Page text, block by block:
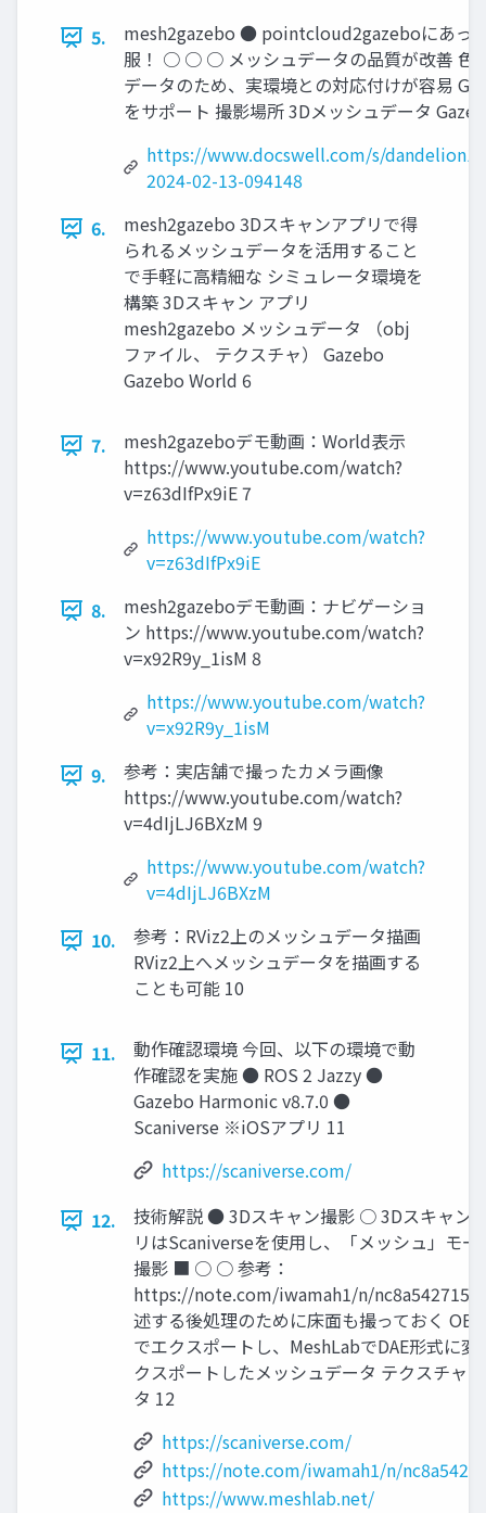
5.
mesh2gazebo ● pointcloud2gazeboにあっ
服！ ○ ○ ○ メッシュデータの品質が改善 色
データのため、実環境との対応付けが容易
をサポート 撮影場所 3Dメッシュデータ
https://www.docswell.com/s/
2024-02-13-094148
6.
mesh2gazebo 3Dスキャンアプリで得
られるメッシュデータを活用すること
で手軽に高精細な シミュレータ環境を
構築 3Dスキャン アプリ
mesh2gazebo メッシュデータ （obj
ファイル、 テクスチャ） Gazebo
Gazebo World 6
7.
mesh2gazeboデモ動画：World表示
https://www.youtube.com/watch?
v=z63dIfPx9iE 7
https://www.youtube.com/watch?
v=z63dIfPx9iE
8.
mesh2gazeboデモ動画：ナビゲーショ
ン https://www.youtube.com/watch?
v=x92R9y_1isM 8
https://www.youtube.com/watch?
v=x92R9y_1isM
9.
参考：実店舗で撮ったカメラ画像
https://www.youtube.com/watch?
v=4dIjLJ6BXzM 9
https://www.youtube.com/watch?
v=4dIjLJ6BXzM
10.
参考：RViz2上のメッシュデータ描画
RViz2上へメッシュデータを描画する
ことも可能 10
11.
動作確認環境 今回、以下の環境で動
作確認を実施 ● ROS 2 Jazzy ●
Gazebo Harmonic v8.7.0 ●
Scaniverse ※iOSアプリ 11
https://scaniverse.com/
12.
技術解説 ● 3Dスキャン撮影 ○ 3Dスキャン
リはScaniverseを使用し、「メッシュ」モー
撮影 ■ ○ ○ 参考：
https://note.com/iwamah1/n/
述する後処理のために床面も撮っておく
でエクスポートし、MeshLabでDAE形式に変
クスポートしたメッシュデータ テクスチャ
タ 12
https://scaniverse.com/
https://note.com/iwamah1/n/
https://www.meshlab.net/